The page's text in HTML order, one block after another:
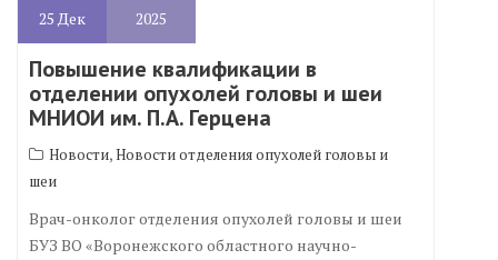
25 Дек 2025
Повышение квалификации в
отделении опухолей головы и шеи
МНИОИ им. П.А. Герцена
Новости,Новости отделения опухолей головы и
шеи
Врач-онколог отделения опухолей головы и шеи
БУЗ ВО «Воронежского областного научно-